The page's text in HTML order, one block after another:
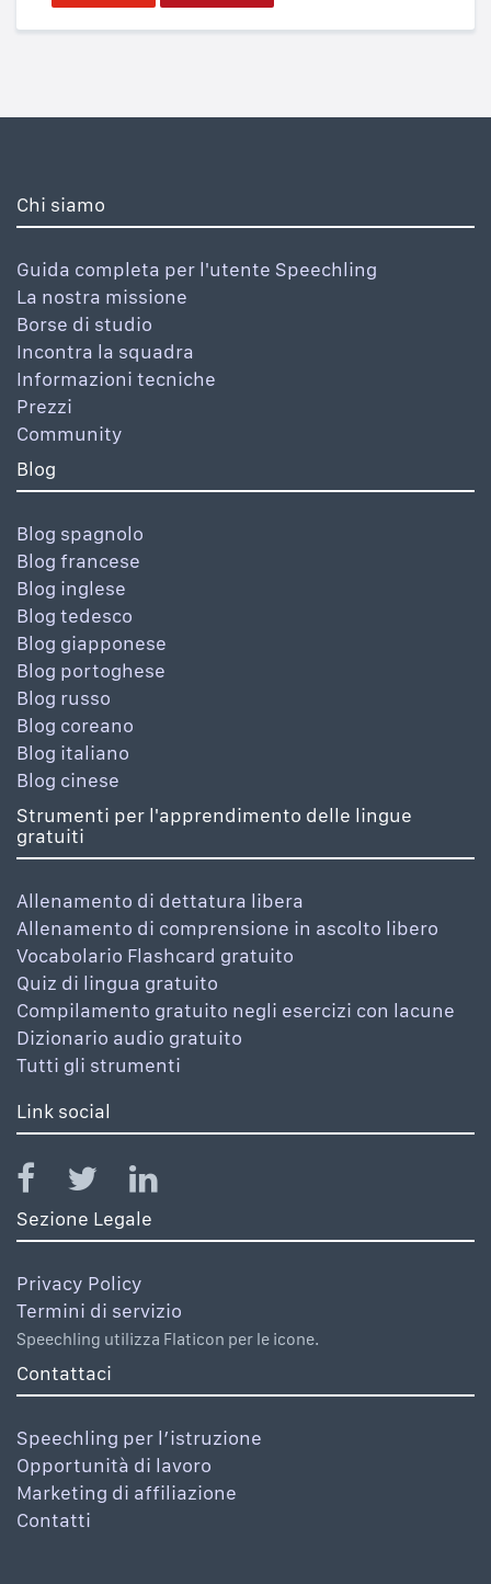
Chi siamo
Guida completa per l'utente Speechling
La nostra missione
Borse di studio
Incontra la squadra
Informazioni tecniche
Prezzi
Community
Blog
Blog spagnolo
Blog francese
Blog inglese
Blog tedesco
Blog giapponese
Blog portoghese
Blog russo
Blog coreano
Blog italiano
Blog cinese
Strumenti per l'apprendimento delle lingue
gratuiti
Allenamento di dettatura libera
Allenamento di comprensione in ascolto libero
Vocabolario Flashcard gratuito
Quiz di lingua gratuito
Compilamento gratuito negli esercizi con lacune
Dizionario audio gratuito
Tutti gli strumenti
Link social
Sezione Legale
Privacy Policy
Termini di servizio
Speechling utilizza Flaticon per le icone.
Contattaci
Speechling per l’istruzione
Opportunità di lavoro
Marketing di affiliazione
Contatti